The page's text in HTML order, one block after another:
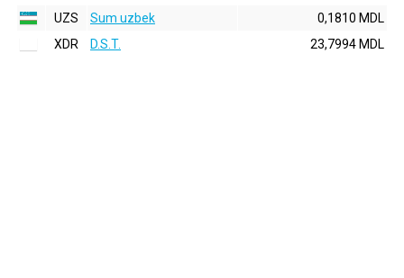
UZS
Sum uzbek
0,1810 MDL
XDR
D.S.T. 23,7994 MDL